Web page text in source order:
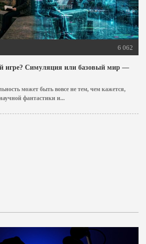
6 062
Симуляция или базовый мир —
может быть вовсе не тем, чем кажется,
фантастики и...